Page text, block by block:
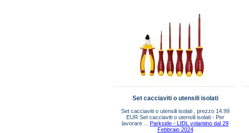
Set cacciaviti o utensili isolati
Set cacciaviti o utensili isolati , prezzo 14.99
EUR Set cacciaviti o utensili isolati - Per
lavorare ...Parkside - LIDL volantino dal 29
Febbraio 2024